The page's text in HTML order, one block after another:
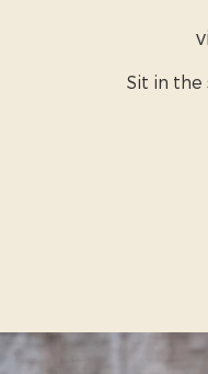
Sit in